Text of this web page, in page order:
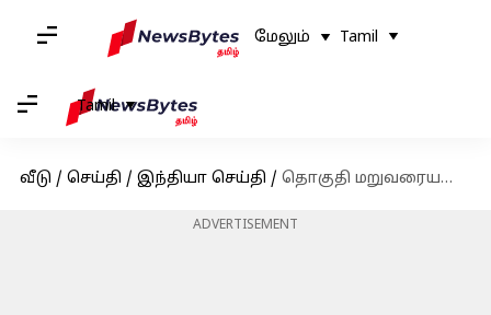
மேலும் Tamil
Tamil
வீடு / செய்தி / இந்தியா செய்தி / தொகுதி மறுவரையறைக்கான அடுத்த கூட்டம் ஹைதராபாத்தில் நடைபெறும் என அறிவிப்பு
ADVERTISEMENT